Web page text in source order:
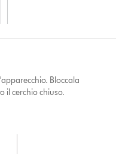
Bloccala
il cerchio chiuso.